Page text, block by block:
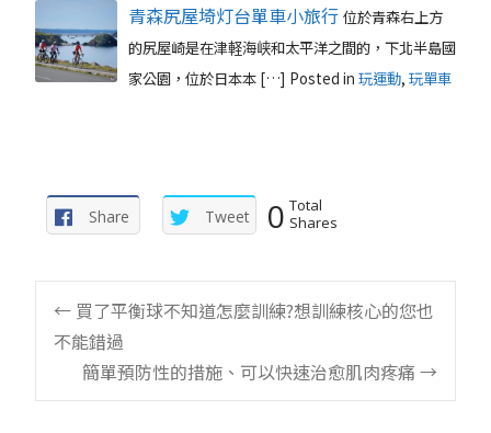
青森尻屋埼灯台單車小旅行 位於青森右上方
的尻屋崎是在津軽海峡和太平洋之間的，下北半島國
家公園，位於日本本 […] Posted in 玩運動, 玩單車
Share Tweet 0 Total
Shares
Post
navigation
← 買了平衡球不知道怎麼訓練?想訓練核心的您也
不能錯過
簡單預防性的措施、可以快速治愈肌肉疼痛 →